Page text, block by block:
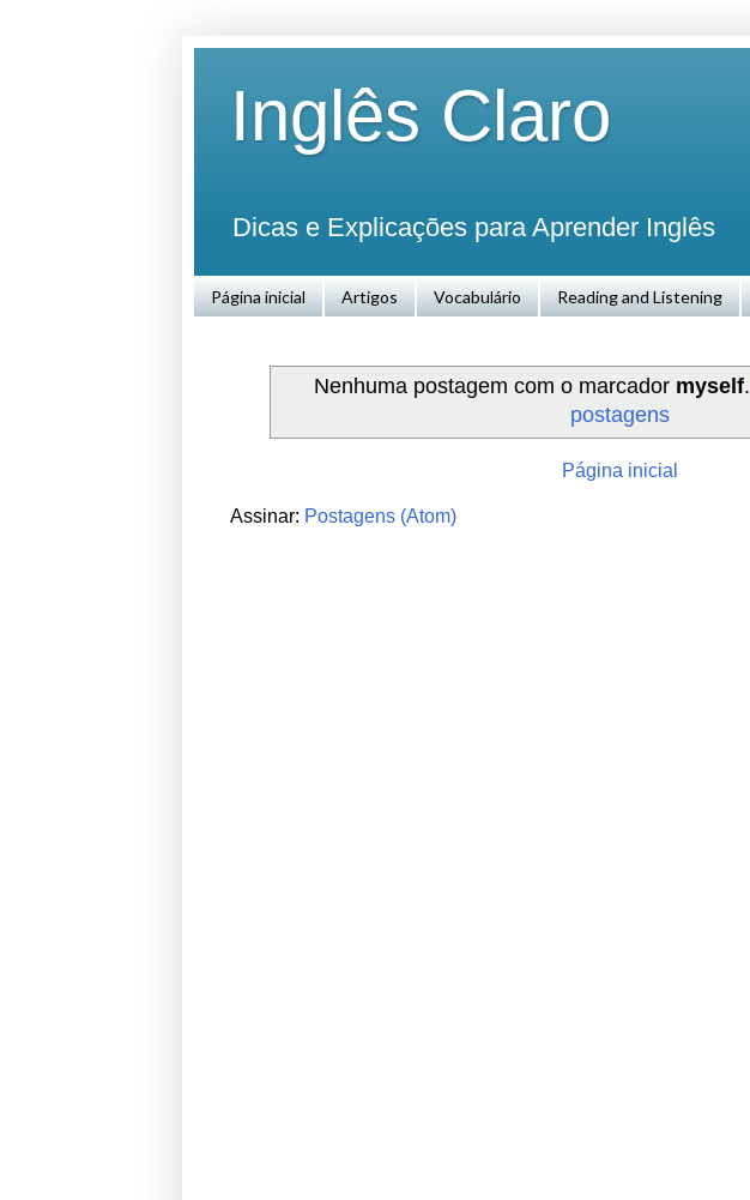
Inglês Claro
Dicas e Explicações para Aprender Inglês
Página inicial Artigos Vocabulário Reading and Listening
Nenhuma postagem com o marcador myself.
postagens
Página inicial
Assinar: Postagens (Atom)